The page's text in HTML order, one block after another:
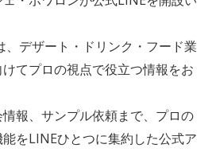
デザート・ドリンク・フード業
てプロの視点で役立つ情報をお
報、サンプル依頼まで、プロの
をLINEひとつに集約した公式ア